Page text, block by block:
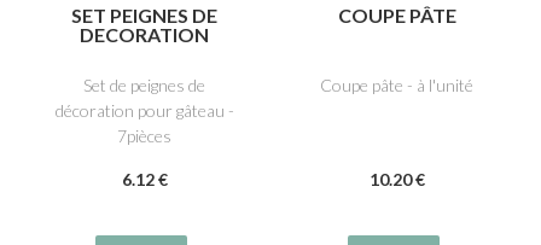
SET PEIGNES DE
DECORATION
Set de peignes de
décoration pour gâteau -
7pièces
6.12 €
COUPE PÂTE
Coupe pâte - à l'unité
10.20 €